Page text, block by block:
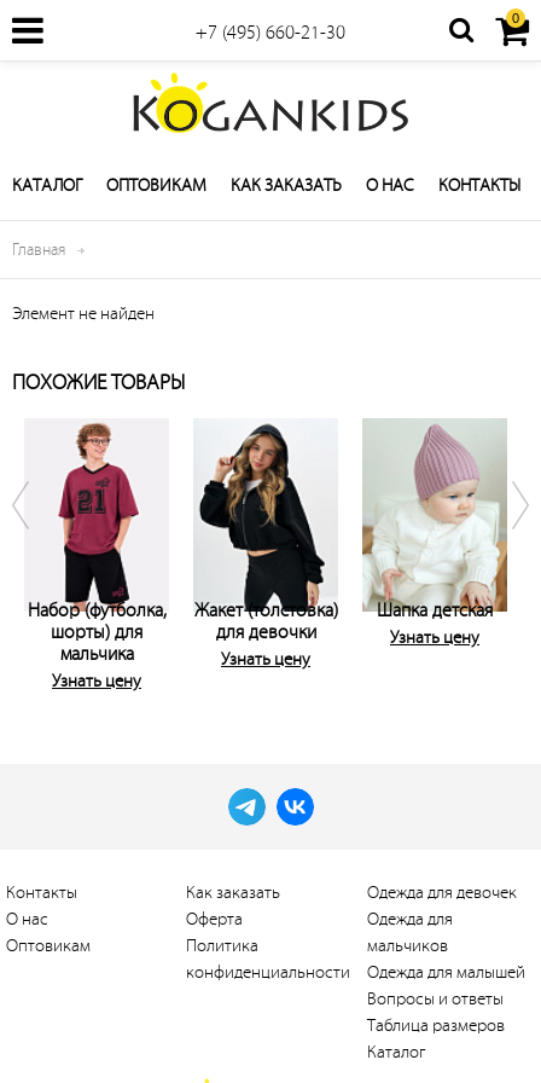
+7 (495) 660-21-30
0
КАТАЛОГ ОПТОВИКАМ КАК ЗАКАЗАТЬ О НАС КОНТАКТЫ
Главная
Элемент не найден
ПОХОЖИЕ ТОВАРЫ
Набор (футболка,
шорты) для
мальчика
Узнать цену
Жакет (толстовка)
для девочки
Узнать цену
Шапка детская
Узнать цену
Контакты
О нас
Оптовикам
Как заказать
Оферта
Политика
конфиденциальности
Одежда для девочек
Одежда для
мальчиков
Одежда для малышей
Вопросы и ответы
Таблица размеров
Каталог